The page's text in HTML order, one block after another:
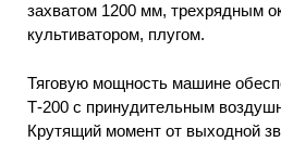
захватом 1200 мм, трехрядным
культиватором, плугом.
Тяговую мощность машине
Т-200 с принудительным
Крутящий момент от выходной